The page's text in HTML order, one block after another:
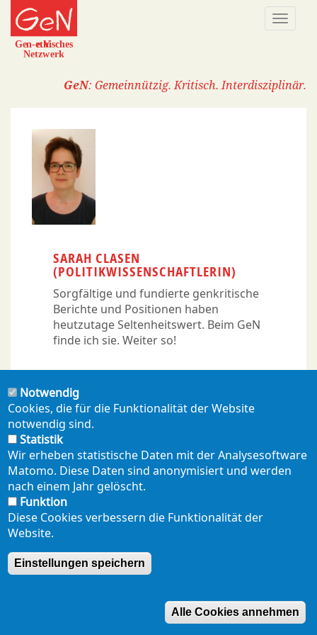
Direkt
zum
Inhalt
GeN: Gemeinnützig. Kritisch. Interdisziplinär.
SARAH CLASEN
(POLITIKWISSENSCHAFTLERIN)
Sorgfältige und fundierte genkritische
Berichte und Positionen haben
heutzutage Seltenheitswert. Beim GeN
finde ich sie. Weiter so!
Footer
mobil
NEWSLETTER PRESSE SHOP
ENGLISH
DATENSCHUTZERKLÄRUNG
Notwendig
Cookies, die für die Funktionalität der Website
notwendig sind.
Statistik
Wir erheben statistische Daten mit der Analysesoftware
Matomo. Diese Daten sind anonymisiert und werden
nach einem Jahr gelöscht.
Funktion
Diese Cookies verbessern die Funktionalität der
Website.
Einstellungen speichern
Alle Cookies annehmen